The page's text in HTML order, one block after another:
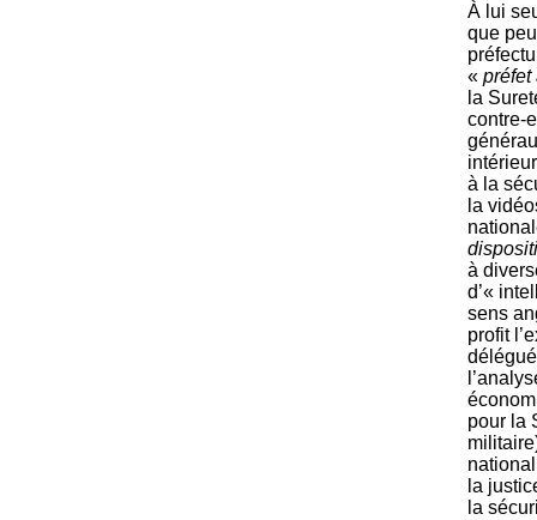
À lui
que
« préfet
la
contre-
à la
la
à
d’«
sens
profit
pour la
la
la